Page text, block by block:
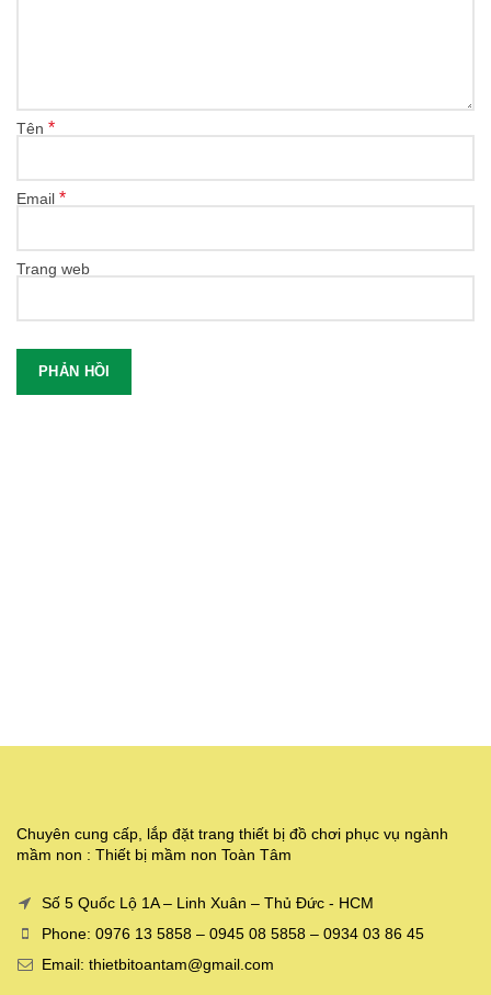
Tên *
Email *
Trang web
Chuyên cung cấp, lắp đặt trang thiết bị đồ chơi phục vụ ngành
mầm non : Thiết bị mầm non Toàn Tâm
Số 5 Quốc Lộ 1A – Linh Xuân – Thủ Đức - HCM
Phone: 0976 13 5858 – 0945 08 5858 – 0934 03 86 45
Email: thietbitoantam@gmail.com